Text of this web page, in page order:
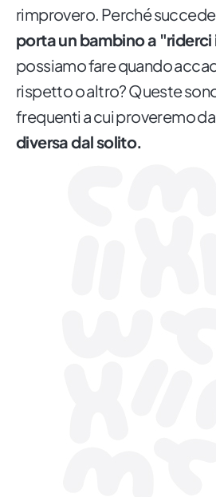
rimprovero. Perché
porta un bambino a
possiamo fare quando
rispetto o altro? Queste
frequenti a cui proveremo
diversa dal solito.